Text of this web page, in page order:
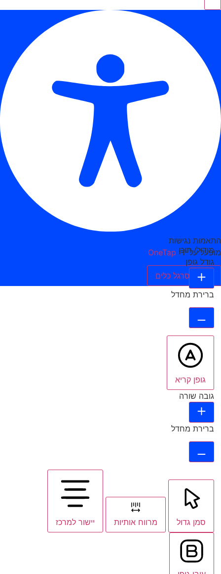
התאמות נגישות
מופעל על ידי OneTap
הסתר סרגל כלים
מודולי תוכן
גודל גופן
ברירת מחדל
גופן קריא
גובה שורה
ברירת מחדל
סמן גדול מרווח אותיות יישור למרכז